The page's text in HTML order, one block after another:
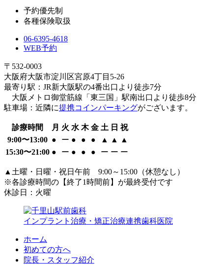
予約優先制
各種保険取扱
06-6395-4618
WEB予約
〒532-0003
大阪府大阪市淀川区宮原4丁目5-26
最寄り駅：JR新大阪駅の4番出口より徒歩7分
大阪メトロ御堂筋線「東三国」駅南出口より徒歩8分
駐車場：近隣に提携コインパーキングがございます。
診療時間 月 火 水 木 金 土 日 祝
9:00〜13:00 ● ー ● ● ● ▲ ▲
▲
15:30〜21:00 ● ー ● ● ● ー ー ー
▲土曜・日曜・祝日午前 9:00～15:00（休憩なし）
※各診療時間の【終了1時間前】が最終受付です
休診日：火曜
インプラント治療・矯正治療連携歯科医院
ホーム
初めての方へ
院長・スタッフ紹介